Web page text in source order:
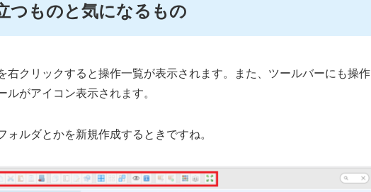
つものと気になるもの
右クリックすると操作一覧が表示されます。また、ツールバーにも操作
がアイコン表示されます。
ォルダとかを新規作成するときですね。